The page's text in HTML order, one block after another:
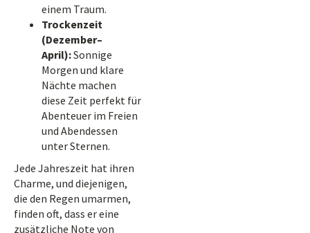
einem Traum.
Trockenzeit
(Dezember–
April):Sonnige
Morgen und klare
Nächte machen
diese Zeit perfekt für
Abenteuer im Freien
und Abendessen
unter Sternen.
Jede Jahreszeit hat ihren
Charme, und diejenigen,
die den Regen umarmen,
finden oft, dass er eine
zusätzliche Note von